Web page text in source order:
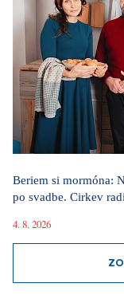
Beriem si mormóna:
po svadbe. Cirkev
4. 8. 2026